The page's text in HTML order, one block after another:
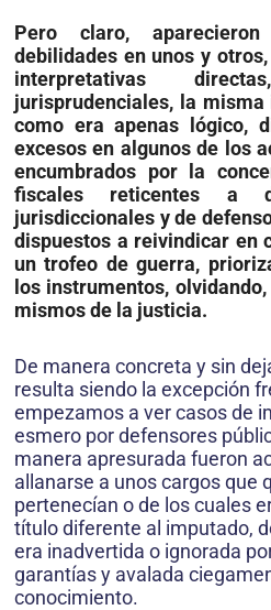
Pero claro,
debilidades en unos y
interpretativas
jurisprudenciales, la
como era apenas lógico,
excesos en algunos de los
encumbrados por la
fiscales reticentes a
jurisdiccionales y de
dispuestos a reivindicar en
un trofeo de guerra,
los instrumentos,
mismos de la justicia.
De manera concreta y sin
resulta siendo la excepción
empezamos a ver casos de
esmero por defensores
manera apresurada fueron
allanarse a unos cargos que
pertenecían o de los cuales
título diferente al imputado,
era inadvertida o ignorada
garantías y avalada
conocimiento.